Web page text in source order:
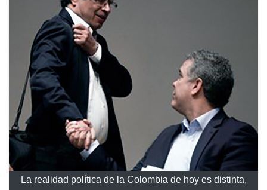
La realidad política de la Colombia de hoy es distinta,